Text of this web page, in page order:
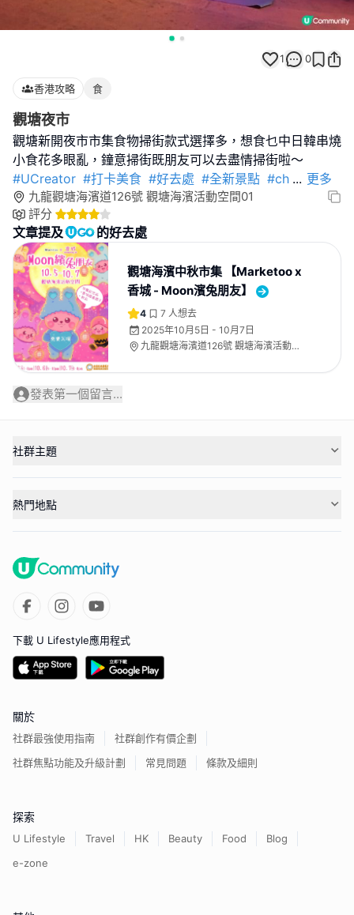
1 0
香港攻略 食
觀塘夜市
觀塘新開夜市市集食物掃街款式選擇多，想食乜中日韓串燒
#UCreator #打卡美食 #好去處 #全新景點 #ch ... 更多
九龍觀塘海濱道126號 觀塘海濱活動空間01
評分
文章提及 的好去處
觀塘海濱中秋市集 【Marketoo x
香城 - Moon濱兔朋友】
4 7 人想去
2025年10月5日 - 10月7日
九龍觀塘海濱道126號 觀塘海濱活動空
發表第一個留言...
社群主題
熱門地點
下載 U Lifestyle應用程式
關於
社群最強使用指南
社群創作有價企劃
社群焦點功能及升級計劃
常見問題 條款及細則
探索
U Lifestyle Travel HK Beauty Food
Blog
e-zone